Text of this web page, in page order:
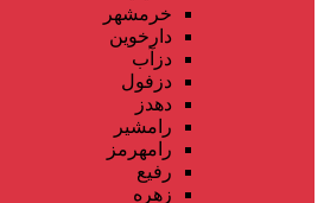
خرمشهر
دارخوین
دزآب
دزفول
دهدز
رامشیر
رامهرمز
رفیع
زهره